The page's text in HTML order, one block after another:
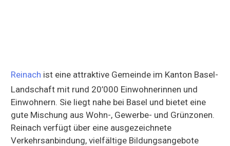
Reinach ist eine attraktive Gemeinde im Kanton Basel-
Landschaft mit rund 20’000 Einwohnerinnen und
Einwohnern. Sie liegt nahe bei Basel und bietet eine
gute Mischung aus Wohn-, Gewerbe- und Grünzonen.
Reinach verfügt über eine ausgezeichnete
Verkehrsanbindung, vielfältige Bildungsangebote